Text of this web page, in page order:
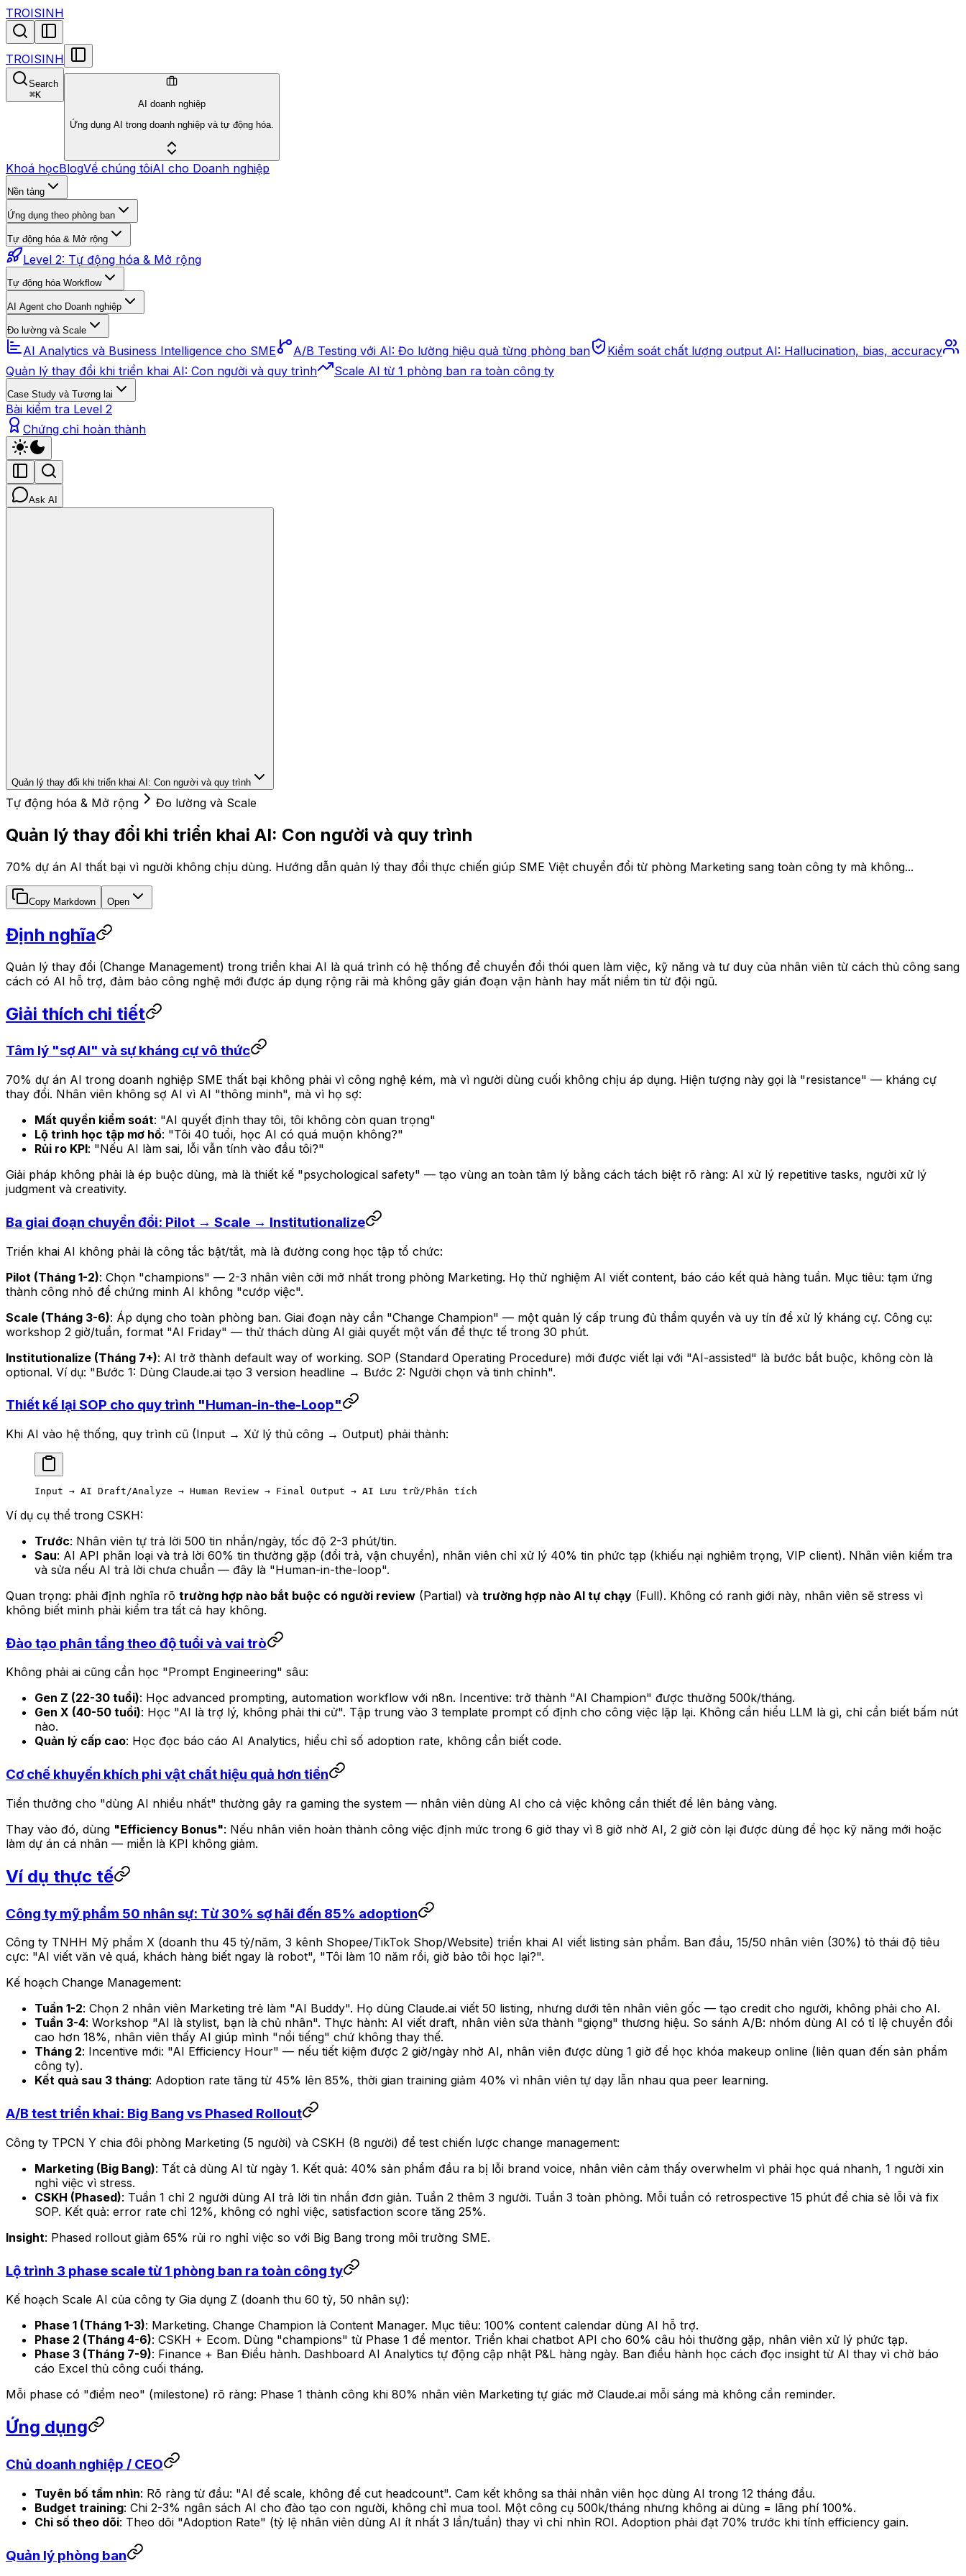
TROISINH
TROISINH
Search
⌘K
AI doanh nghiệp
Ứng dụng AI trong doanh nghiệp và tự động hóa.
Khoá họcBlogVề chúng tôiAI cho Doanh nghiệp
Nền tảng
Ứng dụng theo phòng ban
Tự động hóa & Mở rộng
Level 2: Tự động hóa & Mở rộng
Tự động hóa Workflow
AI Agent cho Doanh nghiệp
Đo lường và Scale
AI Analytics và Business Intelligence cho SME A/B Testing với AI: Đo lường hiệu quả từng phòng ban
Kiểm soát chất lượng output AI: Hallucination, bias, accuracy
Quản lý thay đổi khi triển khai AI: Con người và quy trình
Scale AI từ 1 phòng ban ra toàn công ty
Case Study và Tương lai
Bài kiểm tra Level 2
Chứng chỉ hoàn thành
Ask AI
Quản lý thay đổi khi triển khai AI: Con người và quy trình
Tự động hóa & Mở rộng Đo lường và Scale
Quản lý thay đổi khi triển khai AI: Con người và quy trình
70% dự án AI thất bại vì người không chịu dùng. Hướng dẫn quản lý thay đổi thực chiến giúp SME Việt chuyển đổi từ phòng Marketing sang toàn công ty mà không...
Copy Markdown Open
Định nghĩa
Quản lý thay đổi (Change Management) trong triển khai AI là quá trình có hệ thống để chuyển đổi thói quen làm việc, kỹ năng và tư duy của nhân viên từ cách thủ công sang
cách có AI hỗ trợ, đảm bảo công nghệ mới được áp dụng rộng rãi mà không gây gián đoạn vận hành hay mất niềm tin từ đội ngũ.
Giải thích chi tiết
Tâm lý "sợ AI" và sự kháng cự vô thức
70% dự án AI trong doanh nghiệp SME thất bại không phải vì công nghệ kém, mà vì người dùng cuối không chịu áp dụng. Hiện tượng này gọi là "resistance" — kháng cự
thay đổi. Nhân viên không sợ AI vì AI "thông minh", mà vì họ sợ:
Mất quyền kiểm soát: "AI quyết định thay tôi, tôi không còn quan trọng"
Lộ trình học tập mơ hồ: "Tôi 40 tuổi, học AI có quá muộn không?"
Rủi ro KPI: "Nếu AI làm sai, lỗi vẫn tính vào đầu tôi?"
Giải pháp không phải là ép buộc dùng, mà là thiết kế "psychological safety" — tạo vùng an toàn tâm lý bằng cách tách biệt rõ ràng: AI xử lý repetitive tasks, người xử lý
judgment và creativity.
Ba giai đoạn chuyển đổi: Pilot → Scale → Institutionalize
Triển khai AI không phải là công tắc bật/tắt, mà là đường cong học tập tổ chức:
Pilot (Tháng 1-2): Chọn "champions" — 2-3 nhân viên cởi mở nhất trong phòng Marketing. Họ thử nghiệm AI viết content, báo cáo kết quả hàng tuần. Mục tiêu: tạm ứng
thành công nhỏ để chứng minh AI không "cướp việc".
Scale (Tháng 3-6): Áp dụng cho toàn phòng ban. Giai đoạn này cần "Change Champion" — một quản lý cấp trung đủ thẩm quyền và uy tín để xử lý kháng cự. Công cụ:
workshop 2 giờ/tuần, format "AI Friday" — thử thách dùng AI giải quyết một vấn đề thực tế trong 30 phút.
Institutionalize (Tháng 7+): AI trở thành default way of working. SOP (Standard Operating Procedure) mới được viết lại với "AI-assisted" là bước bắt buộc, không còn là
optional. Ví dụ: "Bước 1: Dùng Claude.ai tạo 3 version headline → Bước 2: Người chọn và tinh chỉnh".
Thiết kế lại SOP cho quy trình "Human-in-the-Loop"
Khi AI vào hệ thống, quy trình cũ (Input → Xử lý thủ công → Output) phải thành:
Input → AI Draft/Analyze → Human Review → Final Output → AI Lưu trữ/Phân tích
Ví dụ cụ thể trong CSKH:
Trước: Nhân viên tự trả lời 500 tin nhắn/ngày, tốc độ 2-3 phút/tin.
Sau: AI API phân loại và trả lời 60% tin thường gặp (đổi trả, vận chuyển), nhân viên chỉ xử lý 40% tin phức tạp (khiếu nại nghiêm trọng, VIP client). Nhân viên kiểm tra
và sửa nếu AI trả lời chưa chuẩn — đây là "Human-in-the-loop".
Quan trọng: phải định nghĩa rõ trường hợp nào bắt buộc có người review (Partial) và trường hợp nào AI tự chạy (Full). Không có ranh giới này, nhân viên sẽ stress vì
không biết mình phải kiểm tra tất cả hay không.
Đào tạo phân tầng theo độ tuổi và vai trò
Không phải ai cũng cần học "Prompt Engineering" sâu:
Gen Z (22-30 tuổi): Học advanced prompting, automation workflow với n8n. Incentive: trở thành "AI Champion" được thưởng 500k/tháng.
Gen X (40-50 tuổi): Học "AI là trợ lý, không phải thi cử". Tập trung vào 3 template prompt cố định cho công việc lặp lại. Không cần hiểu LLM là gì, chỉ cần biết bấm nút
nào.
Quản lý cấp cao: Học đọc báo cáo AI Analytics, hiểu chỉ số adoption rate, không cần biết code.
Cơ chế khuyến khích phi vật chất hiệu quả hơn tiền
Tiền thưởng cho "dùng AI nhiều nhất" thường gây ra gaming the system — nhân viên dùng AI cho cả việc không cần thiết để lên bảng vàng.
Thay vào đó, dùng "Efficiency Bonus": Nếu nhân viên hoàn thành công việc định mức trong 6 giờ thay vì 8 giờ nhờ AI, 2 giờ còn lại được dùng để học kỹ năng mới hoặc
làm dự án cá nhân — miễn là KPI không giảm.
Ví dụ thực tế
Công ty mỹ phẩm 50 nhân sự: Từ 30% sợ hãi đến 85% adoption
Công ty TNHH Mỹ phẩm X (doanh thu 45 tỷ/năm, 3 kênh Shopee/TikTok Shop/Website) triển khai AI viết listing sản phẩm. Ban đầu, 15/50 nhân viên (30%) tỏ thái độ tiêu
cực: "AI viết văn vẻ quá, khách hàng biết ngay là robot", "Tôi làm 10 năm rồi, giờ bảo tôi học lại?".
Kế hoạch Change Management:
Tuần 1-2: Chọn 2 nhân viên Marketing trẻ làm "AI Buddy". Họ dùng Claude.ai viết 50 listing, nhưng dưới tên nhân viên gốc — tạo credit cho người, không phải cho AI.
Tuần 3-4: Workshop "AI là stylist, bạn là chủ nhân". Thực hành: AI viết draft, nhân viên sửa thành "giọng" thương hiệu. So sánh A/B: nhóm dùng AI có tỉ lệ chuyển đổi
cao hơn 18%, nhân viên thấy AI giúp mình "nổi tiếng" chứ không thay thế.
Tháng 2: Incentive mới: "AI Efficiency Hour" — nếu tiết kiệm được 2 giờ/ngày nhờ AI, nhân viên được dùng 1 giờ để học khóa makeup online (liên quan đến sản phẩm
công ty).
Kết quả sau 3 tháng: Adoption rate tăng từ 45% lên 85%, thời gian training giảm 40% vì nhân viên tự dạy lẫn nhau qua peer learning.
A/B test triển khai: Big Bang vs Phased Rollout
Công ty TPCN Y chia đôi phòng Marketing (5 người) và CSKH (8 người) để test chiến lược change management:
Marketing (Big Bang): Tất cả dùng AI từ ngày 1. Kết quả: 40% sản phẩm đầu ra bị lỗi brand voice, nhân viên cảm thấy overwhelm vì phải học quá nhanh, 1 người xin
nghỉ việc vì stress.
CSKH (Phased): Tuần 1 chỉ 2 người dùng AI trả lời tin nhắn đơn giản. Tuần 2 thêm 3 người. Tuần 3 toàn phòng. Mỗi tuần có retrospective 15 phút để chia sẻ lỗi và fix
SOP. Kết quả: error rate chỉ 12%, không có nghỉ việc, satisfaction score tăng 25%.
Insight: Phased rollout giảm 65% rủi ro nghỉ việc so với Big Bang trong môi trường SME.
Lộ trình 3 phase scale từ 1 phòng ban ra toàn công ty
Kế hoạch Scale AI của công ty Gia dụng Z (doanh thu 60 tỷ, 50 nhân sự):
Phase 1 (Tháng 1-3): Marketing. Change Champion là Content Manager. Mục tiêu: 100% content calendar dùng AI hỗ trợ.
Phase 2 (Tháng 4-6): CSKH + Ecom. Dùng "champions" từ Phase 1 để mentor. Triển khai chatbot API cho 60% câu hỏi thường gặp, nhân viên xử lý phức tạp.
Phase 3 (Tháng 7-9): Finance + Ban Điều hành. Dashboard AI Analytics tự động cập nhật P&L hàng ngày. Ban điều hành học cách đọc insight từ AI thay vì chờ báo
cáo Excel thủ công cuối tháng.
Mỗi phase có "điểm neo" (milestone) rõ ràng: Phase 1 thành công khi 80% nhân viên Marketing tự giác mở Claude.ai mỗi sáng mà không cần reminder.
Ứng dụng
Chủ doanh nghiệp / CEO
Tuyên bố tầm nhìn: Rõ ràng từ đầu: "AI để scale, không để cut headcount". Cam kết không sa thải nhân viên học dùng AI trong 12 tháng đầu.
Budget training: Chi 2-3% ngân sách AI cho đào tạo con người, không chỉ mua tool. Một công cụ 500k/tháng nhưng không ai dùng = lãng phí 100%.
Chỉ số theo dõi: Theo dõi "Adoption Rate" (tỷ lệ nhân viên dùng AI ít nhất 3 lần/tuần) thay vì chỉ nhìn ROI. Adoption phải đạt 70% trước khi tính efficiency gain.
Quản lý phòng ban